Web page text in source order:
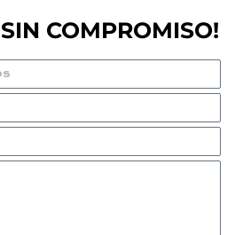
SIN COMPROMISO!